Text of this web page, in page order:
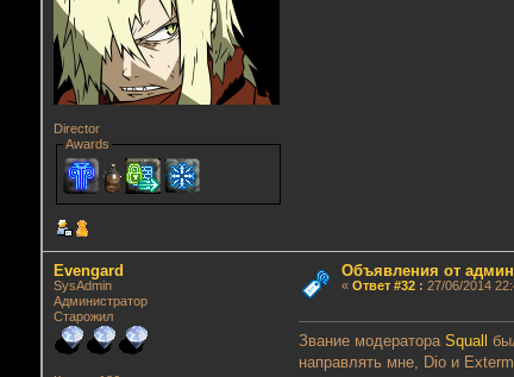
Director
Awards
Evengard
SysAdmin
Администратор
Старожил
Объявления от
« Ответ #32: 27/06/2014
Звание модератораSquall
направлять мне, Dio и